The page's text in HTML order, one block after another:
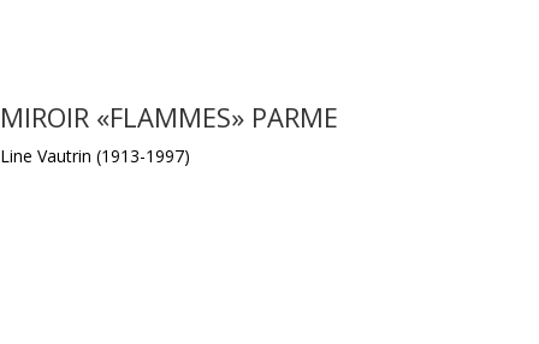
MIROIR «FLAMMES» PARME
Line Vautrin (1913-1997)